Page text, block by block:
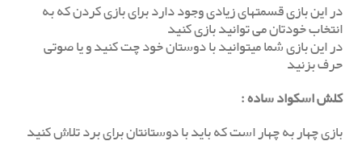
در این بازی قسمتهای زیادی وجود دارد برای بازی کردن که به
انتخاب خودتان می توانید بازی کنید
در این بازی شما میتوانید با دوستان خود چت کنید و یا صوتی
حرف بزنید
کلش اسکواد ساده:
بازی چهار به چهار است که باید با دوستانتان برای برد تلاش کنید